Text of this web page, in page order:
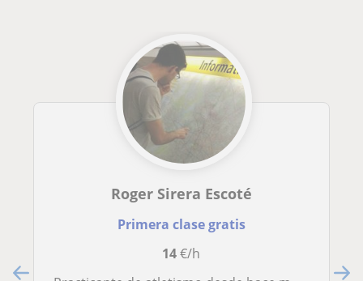
Roger Sirera Escoté
Primera clase gratis
14€/h